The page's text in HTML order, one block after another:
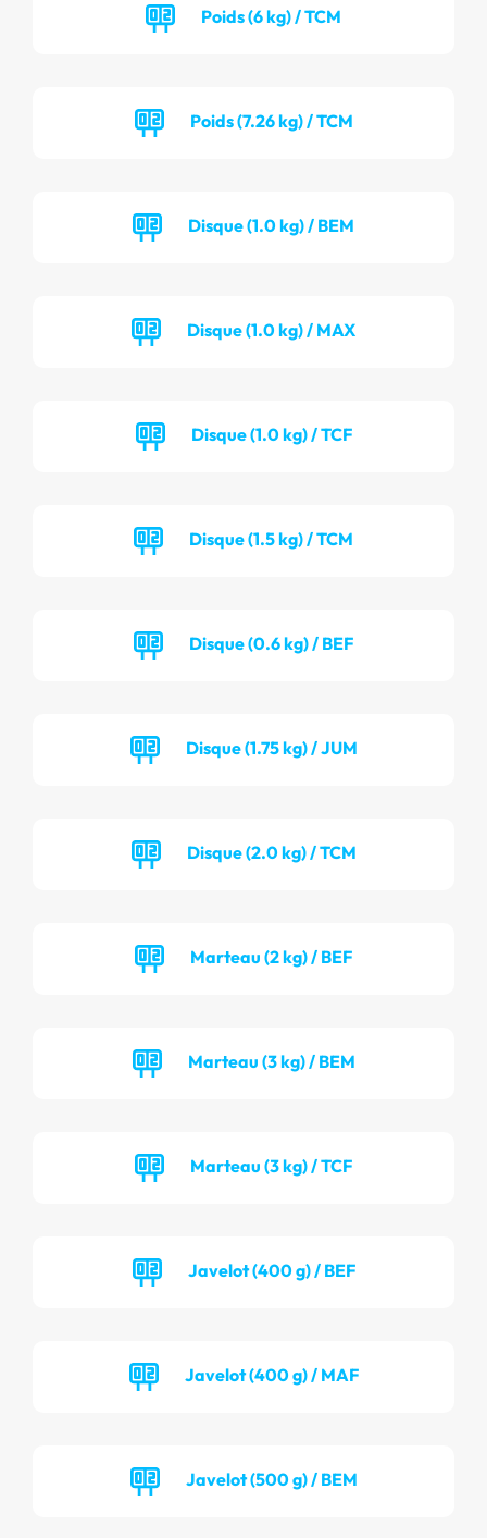
Poids (6 kg) / TCM
Poids (7.26 kg) / TCM
Disque (1.0 kg) / BEM
Disque (1.0 kg) / MAX
Disque (1.0 kg) / TCF
Disque (1.5 kg) / TCM
Disque (0.6 kg) / BEF
Disque (1.75 kg) / JUM
Disque (2.0 kg) / TCM
Marteau (2 kg) / BEF
Marteau (3 kg) / BEM
Marteau (3 kg) / TCF
Javelot (400 g) / BEF
Javelot (400 g) / MAF
Javelot (500 g) / BEM